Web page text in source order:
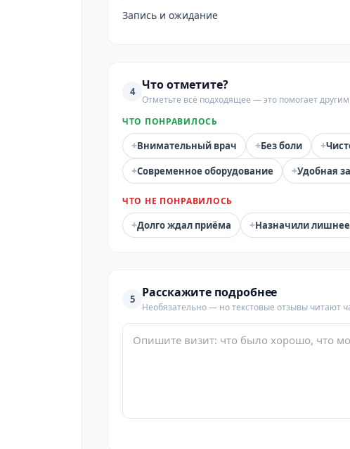
Запись и ожидание
4 Что отметите?
Отметьте всё подходящее — это помогает
ЧТО ПОНРАВИЛОСЬ
+Внимательный врач +Без боли +
+Современное оборудование +Удобная
ЧТО НЕ ПОНРАВИЛОСЬ
+Долго ждал приёма +Назначили лишнее
5 Расскажите подробнее
Необязательно — но текстовые отзывы читают